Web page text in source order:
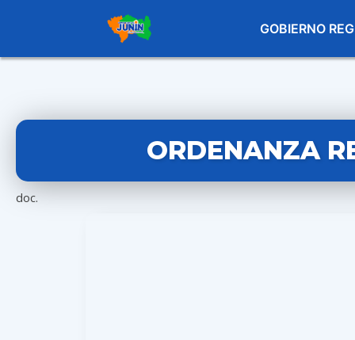
GOBIERNO
ORDENANZA
doc.